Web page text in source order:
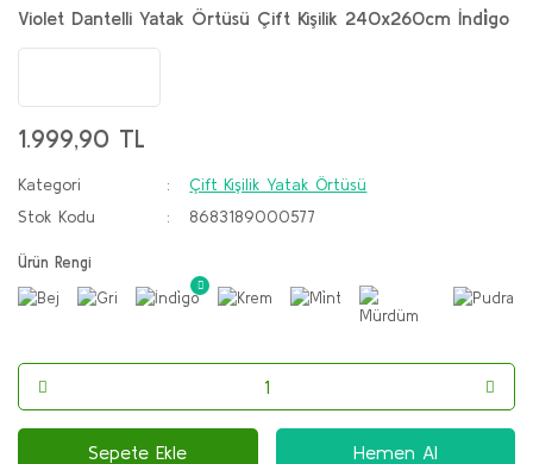
Violet Dantelli Yatak Örtüsü Çift Kişilik 240x260cm İndi̇go
1.999,90 TL
Kategori
Çift Kişilik Yatak Örtüsü
Stok Kodu
8683189000577
Ürün Rengi
Sepete Ekle Hemen Al